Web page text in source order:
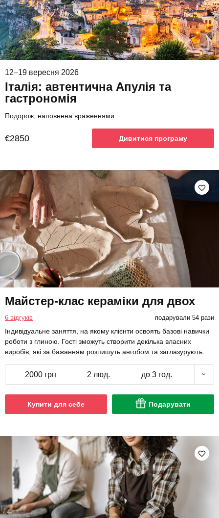
12–19 вересня 2026
Італія: автентична Апулія та
гастрономія
Подорож, наповнена враженнями
€2850 Дивитися програму
Майстер-клас кераміки для двох
6 відгуків подарували 54 рази
Індивідуальне заняття, на якому клієнти освоять базові навички
роботи з глиною. Гості зможуть створити декілька власних
виробів, які за бажанням розпишуть ангобом та заглазурують.
2000 грн 2 люд. до 3 год.
Купити для себе Подарувати